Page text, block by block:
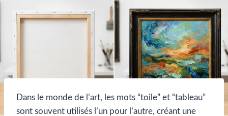
Dans le monde de l’art, les mots “toile” et “tableau”
sont souvent utilisés l’un pour l’autre, créant une